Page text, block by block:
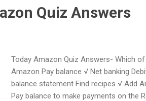
Quiz Answers
Today Amazon Quiz Answers- Which
Amazon Pay balance √ Net banking
balance statement Find recipes √ Add
Pay balance to make payments on the